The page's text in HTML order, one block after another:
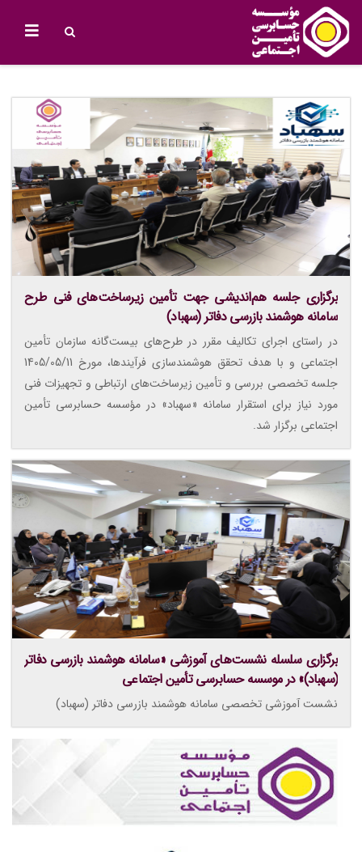
برگزاری جلسه هم‌اندیشی جهت تأمین زیرساخت‌های فنی طرح
سامانه هوشمند بازرسی دفاتر (سهباد)
در راستای اجرای تکالیف مقرر در طرح‌های بیست‌گانه سازمان تأمین
اجتماعی و با هدف تحقق هوشمندسازی فرآیندها، مورخ 1405/05/11
جلسه تخصصی بررسی و تأمین زیرساخت‌های ارتباطی و تجهیزات فنی
مورد نیاز برای استقرار سامانه «سهباد» در مؤسسه حسابرسی تأمین
اجتماعی برگزار شد.
برگزاری سلسله نشست‌های آموزشی «سامانه هوشمند بازرسی دفاتر
(سهباد)» در موسسه حسابرسی تأمین اجتماعی
نشست آموزشی تخصصی سامانه هوشمند بازرسی دفاتر (سهباد)